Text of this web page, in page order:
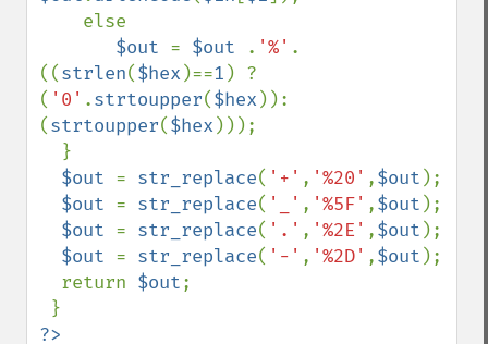
$out = $out . '%' .
((strlen($hex )==1 ) ?
( '0' .strtoupper($hex )):
(strtoupper($hex )));
$out = str_replace( '+' , '%20' ,$out );
$out = str_replace( '_' , '%5F' ,$out );
$out = str_replace( '.' , '%2E' ,$out );
$out = str_replace( '-' , '%2D' ,$out );
  return
$out;